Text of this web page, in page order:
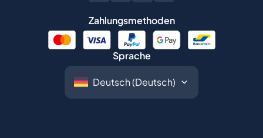
Zahlungsmethoden
Sprache